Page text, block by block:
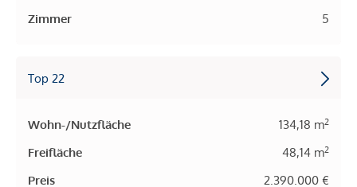
Zimmer
5
Top 22
Wohn-/Nutzfläche 134,18 m2
Freifläche 48,14 m2
Preis
2.390.000 €